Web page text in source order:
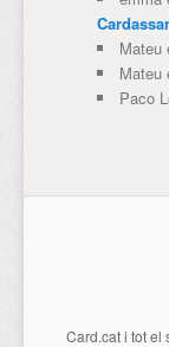
Cardassar
Mateu
Mateu
Paco
Card.cati tot el